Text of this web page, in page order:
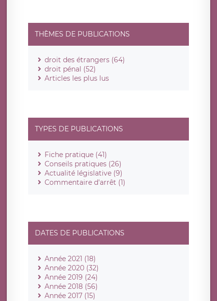
THÈMES DE PUBLICATIONS
droit des étrangers (64)
droit pénal (52)
Articles les plus lus
TYPES DE PUBLICATIONS
Fiche pratique (41)
Conseils pratiques (26)
Actualité législative (9)
Commentaire d'arrêt (1)
DATES DE PUBLICATIONS
Année 2021 (18)
Année 2020 (32)
Année 2019 (24)
Année 2018 (56)
Année 2017 (15)